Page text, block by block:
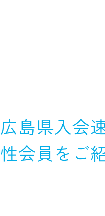
広島県入会
性会員をご